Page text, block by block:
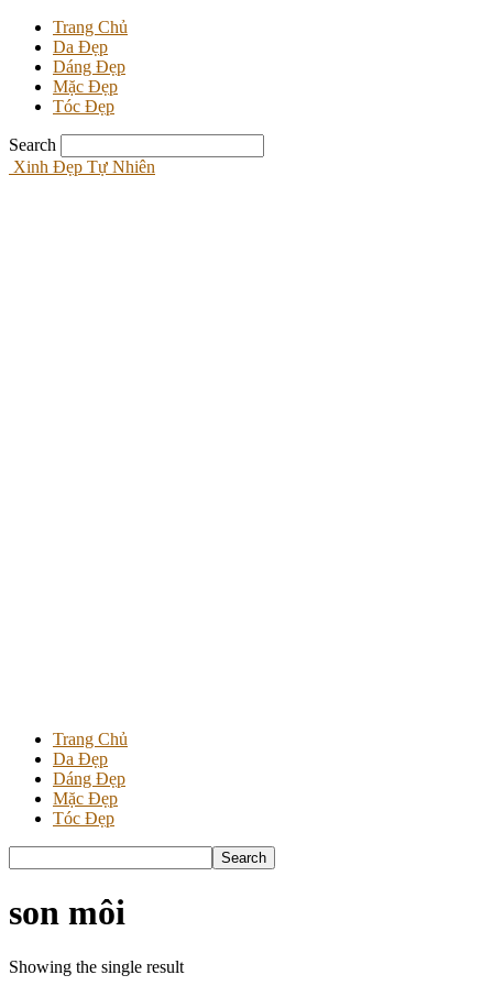
Trang Chủ
Da Đẹp
Dáng Đẹp
Mặc Đẹp
Tóc Đẹp
Search
Xinh Đẹp Tự Nhiên
Trang Chủ
Da Đẹp
Dáng Đẹp
Mặc Đẹp
Tóc Đẹp
son môi
Showing the single result